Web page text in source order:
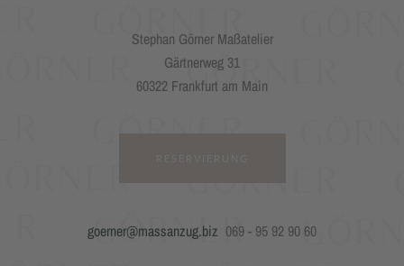
Stephan Görner Maßatelier
Gärtnerweg 31
60322 Frankfurt am Main
goerner@massanzug.biz 069 - 95 92 90 60